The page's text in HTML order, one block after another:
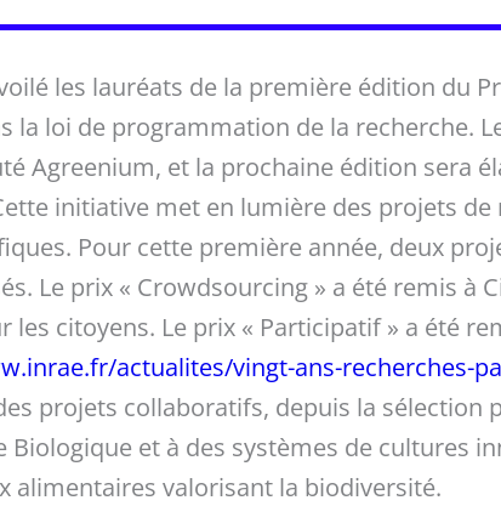
les lauréats de la première édition du
la loi de programmation de la recherche.
Agreenium, et la prochaine édition sera
initiative met en lumière des projets
Pour cette première année, deux
Le prix « Crowdsourcing » a été remis à
les citoyens. Le prix « Participatif » a été
actualites/vingt-ans-recherches-
projets collaboratifs, depuis la sélection
Biologique et à des systèmes de cultures
alimentaires valorisant la biodiversité.